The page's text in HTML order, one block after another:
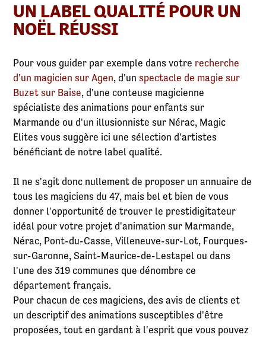
UN LABEL QUALITÉ POUR UN
NOËL RÉUSSI
Pour vous guider par exemple dans votre recherche
d'un magicien sur Agen, d'unspectacle de magie sur
Buzet sur Baise, d'une conteuse magicienne
spécialiste des animations pour enfants sur
Marmande ou d'un illusionniste sur Nérac, Magic
Elites vous suggère ici une sélection d'artistes
bénéficiant de notre label qualité.
Il ne s'agit donc nullement de proposer un annuaire de
tous les magiciens du 47, mais bel et bien de vous
donner l'opportunité de trouver le prestidigitateur
idéal pour votre projet d'animation sur Marmande,
Nérac, Pont-du-Casse, Villeneuve-sur-Lot, Fourques-
sur-Garonne, Saint-Maurice-de-Lestapel ou dans
l'une des 319 communes que dénombre ce
département français.
Pour chacun de ces magiciens, des avis de clients et
un descriptif des animations susceptibles d'être
proposées, tout en gardant à l'esprit que vous pouvez